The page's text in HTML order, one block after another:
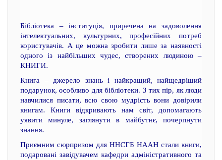
Бібліотека – інституція, приречена на задоволення
інтелектуальних, культурних, професійних потреб
користувачів. А це можна зробити лише за наявності
одного із найбільших чудес, створених людиною –
КНИГИ.
Книга – джерело знань і найкращий, найщедріший
подарунок, особливо для бібліотеки. З тих пір, як люди
навчилися писати, всю свою мудрість вони довірили
книгам. Книги відкривають нам світ, допомагають
уявити минуле, заглянути в майбутнє, почерпнути
знання.
Приємним сюрпризом для ННСГБ НААН стали книги,
подаровані завідувачем кафедри адміністративного та